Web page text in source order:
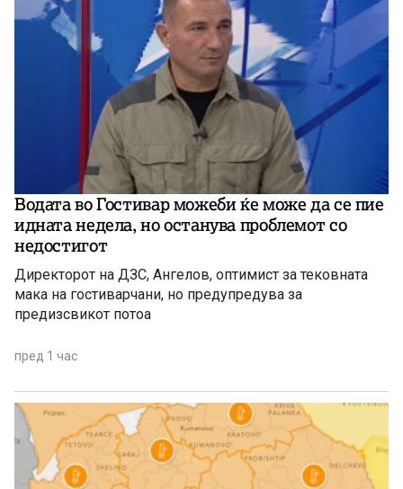
Водата во Гостивар можеби ќе може да се пие
идната недела, но останува проблемот со
недостигот
Директорот на ДЗС, Ангелов, оптимист за тековната
мака на гостиварчани, но предупредува за
предизсвикот потоа
пред 1 час